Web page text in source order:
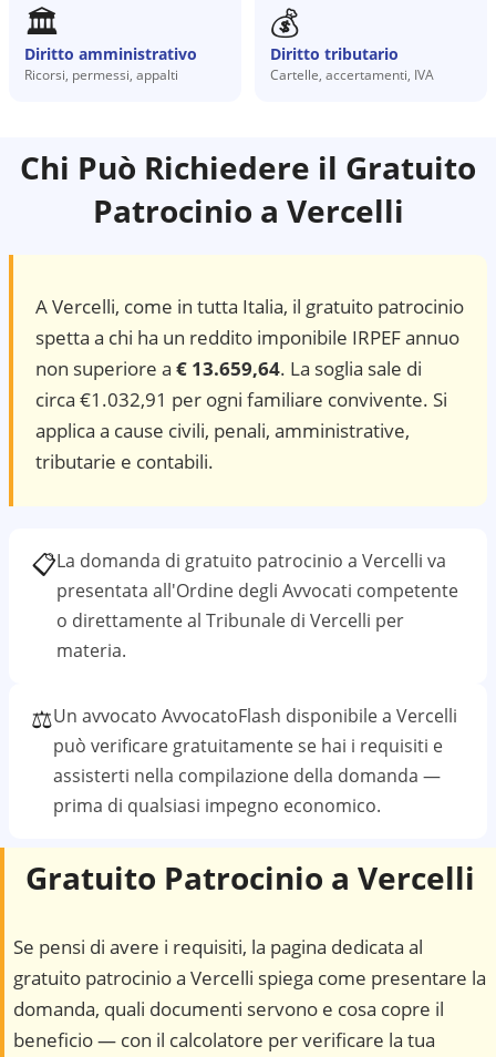
🏛️
Diritto amministrativo
Ricorsi, permessi, appalti
💰
Diritto tributario
Cartelle, accertamenti, IVA
Chi Può Richiedere il Gratuito
Patrocinio a Vercelli
AVercelli, come in tutta Italia, il gratuito patrocinio
spetta a chi ha un reddito imponibile IRPEF annuo
non superiore a € 13.659,64. La soglia sale di
circa €1.032,91 per ogni familiare convivente. Si
applica a cause civili, penali, amministrative,
tributarie e contabili.
📋La domanda di gratuito patrocinio a Vercelli va
presentata all'Ordine degli Avvocati competente
o direttamente al Tribunale di Vercelli per
materia.
⚖️Un avvocato AvvocatoFlash disponibile a Vercelli
può verificare gratuitamente se hai i requisiti e
assisterti nella compilazione della domanda —
prima di qualsiasi impegno economico.
Gratuito Patrocinio a Vercelli
Se pensi di avere i requisiti, la pagina dedicata al
gratuito patrocinio a Vercelli spiega come presentare la
domanda, quali documenti servono e cosa copre il
beneficio — con il calcolatore per verificare la tua